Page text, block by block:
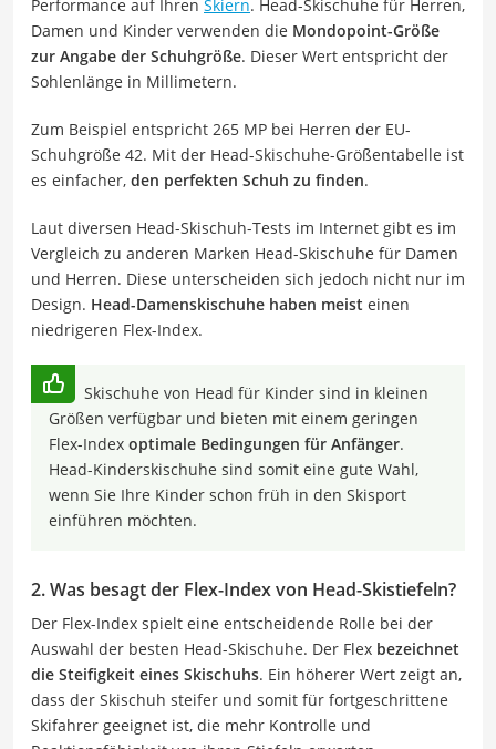
Performance auf Ihren Skiern. Head-Skischuhe für Herren,
Damen und Kinder verwenden die Mondopoint-Größe
zur Angabe der Schuhgröße. Dieser Wert entspricht der
Sohlenlänge in Millimetern.
Zum Beispiel entspricht 265 MP bei Herren der EU-
Schuhgröße 42. Mit der Head-Skischuhe-Größentabelle ist
es einfacher, den perfekten Schuh zu finden.
Laut diversen Head-Skischuh-Tests im Internet gibt es im
Vergleich zu anderen Marken Head-Skischuhe für Damen
und Herren. Diese unterscheiden sich jedoch nicht nur im
Design. Head-Damenskischuhe haben meist einen
niedrigeren Flex-Index.
Skischuhe von Head für Kinder sind in kleinen
Größen verfügbar und bieten mit einem geringen
Flex-Index optimale Bedingungen für Anfänger.
Head-Kinderskischuhe sind somit eine gute Wahl,
wenn Sie Ihre Kinder schon früh in den Skisport
einführen möchten.
2. Was besagt der Flex-Index von Head-Skistiefeln?
Der Flex-Index spielt eine entscheidende Rolle bei der
Auswahl der besten Head-Skischuhe. Der Flex bezeichnet
die Steifigkeit eines Skischuhs. Ein höherer Wert zeigt an,
dass der Skischuh steifer und somit für fortgeschrittene
Skifahrer geeignet ist, die mehr Kontrolle und